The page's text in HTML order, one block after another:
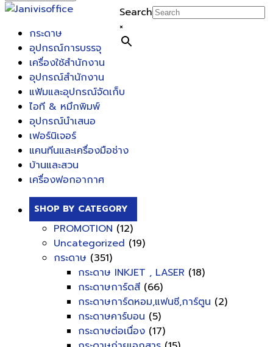
Search
×
กระดาษ
อุปกรณ์การบรรจุ
เครื่องใช้สำนักงาน
อุปกรณ์สำนักงาน
แฟ้มและอุปกรณ์จัดเก็บ
ไอที & หมึกพิมพ์
อุปกรณ์นำเสนอ
เฟอร์นิเจอร์
แคนทีนและเครื่องมือช่าง
บ้านและสวน
เครื่องฟอกอากาศ
SHOP BY CATEGORY
PROMOTION (12)
Uncategorized (19)
กระดาษ (351)
กระดาษ INKJET , LASER (18)
กระดาษการ์ดสี (66)
กระดาษการ์ดหอม,แฟนซี,การ์ตูน (2)
กระดาษคาร์บอน (5)
กระดาษต่อเนื่อง (17)